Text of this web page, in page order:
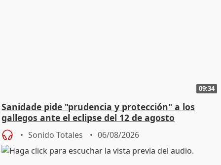
09:34
Sanidade pide "prudencia y protección" a los
gallegos ante el eclipse del 12 de agosto
Sonido Totales 06/08/2026